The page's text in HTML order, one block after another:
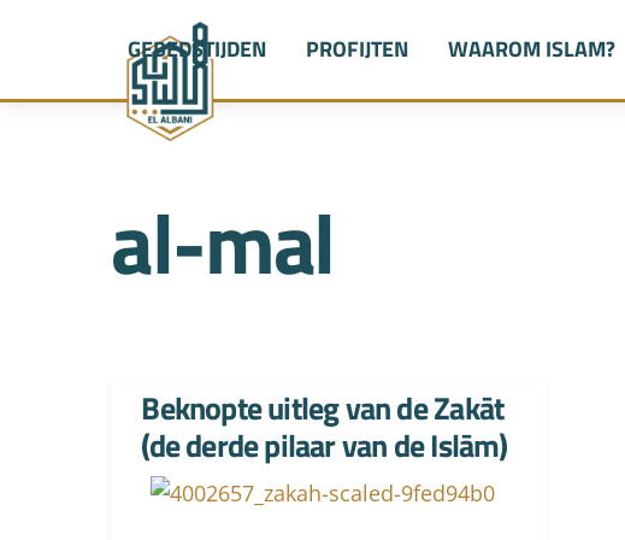
GEBEDSTIJDEN PROFIJTEN WAAROM ISLAM?
al-mal
Beknopte uitleg van de Zakāt
(de derde pilaar van de Islām)